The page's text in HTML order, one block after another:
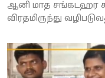
ஆனி மாத சங்கடஹர
விரதமிருந்து